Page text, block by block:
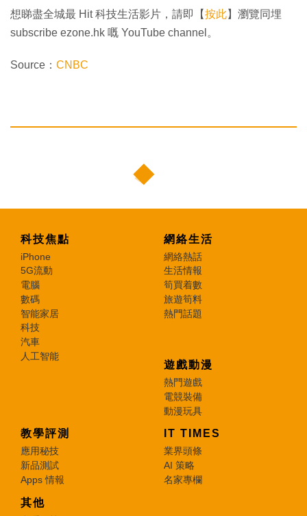
想睇盡全城最 Hit 科技生活影片，請即【按此】瀏覽同埋
subscribe ezone.hk 嘅 YouTube channel。
Source： CNBC
科技焦點
iPhone
5G流動
電腦
數碼
智能家居
科技
汽車
人工智能
網絡生活
網絡熱話
生活情報
筍買着數
旅遊筍料
熱門話題
遊戲動漫
熱門遊戲
電競裝備
動漫玩具
教學評測
應用秘技
新品測試
Apps 情報
IT TIMES
業界頭條
AI 策略
名家專欄
其他